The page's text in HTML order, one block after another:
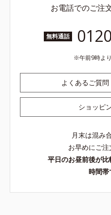
お電話でのご注
無料通話
午前9時よ
よくあるご質
ショッピ
月末は混み
お早めにご注
平日のお昼前後が
時間帯